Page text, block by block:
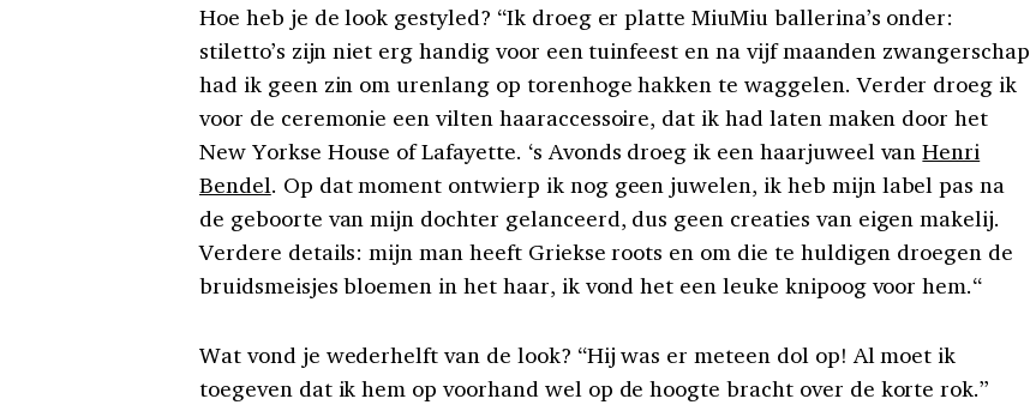
Hoe heb je de look gestyled? “Ik droeg er platte MiuMiu ballerina’s onder:
stiletto’s zijn niet erg handig voor een tuinfeest en na vijf maanden zwangerschap
had ik geen zin om urenlang op torenhoge hakken te waggelen. Verder droeg ik
voor de ceremonie een vilten haaraccessoire, dat ik had laten maken door het
New Yorkse House of Lafayette. ‘s Avonds droeg ik een haarjuweel vanHenri
Bendel. Op dat moment ontwierp ik nog geen juwelen, ik heb mijn label pas na
de geboorte van mijn dochter gelanceerd, dus geen creaties van eigen makelij.
Verdere details: mijn man heeft Griekse roots en om die te huldigen droegen de
bruidsmeisjes bloemen in het haar, ik vond het een leuke knipoog voor hem.“
Wat vond je wederhelft van de look? “Hij was er meteen dol op! Al moet ik
toegeven dat ik hem op voorhand wel op de hoogte bracht over de korte rok.”